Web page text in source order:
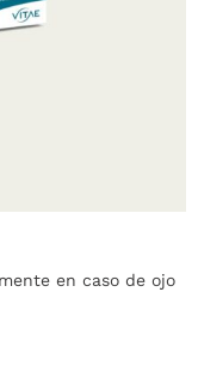
en caso de ojo